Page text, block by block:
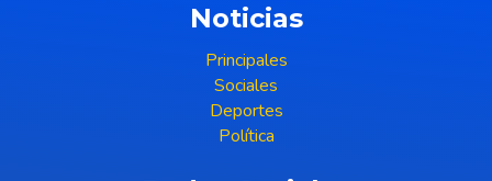
Noticias
Principales
Sociales
Deportes
Política